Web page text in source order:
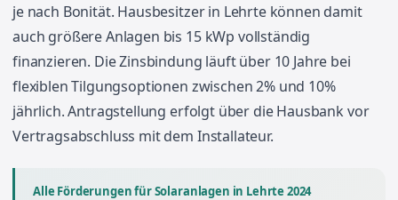
je nach Bonität. Hausbesitzer in Lehrte können damit
auch größere Anlagen bis 15 kWp vollständig
finanzieren. Die Zinsbindung läuft über 10 Jahre bei
flexiblen Tilgungsoptionen zwischen 2% und 10%
jährlich. Antragstellung erfolgt über die Hausbank vor
Vertragsabschluss mit dem Installateur.
Alle Förderungen für Solaranlagen in Lehrte 2024